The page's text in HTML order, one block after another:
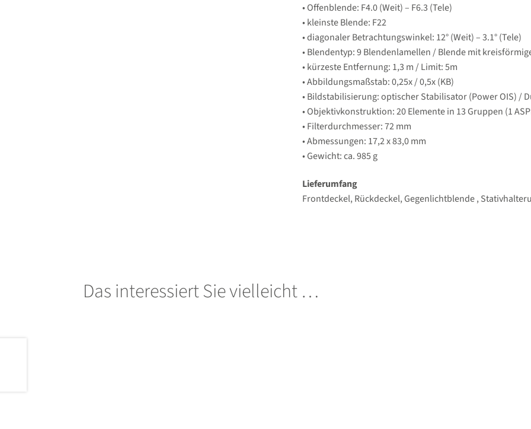
• Offenblende: F4.0 (Weit) – F6.3 (Tele)
• kleinste Blende: F22
• diagonaler Betrachtungswinkel: 12° (Weit) – 3.1° (Tele)
• Blendentyp: 9 Blendenlamellen / Blende mit
• kürzeste Entfernung: 1,3 m / Limit: 5m
• Abbildungsmaßstab: 0,25x / 0,5x (KB)
• Bildstabilisierung: optischer Stabilisator (Power OIS) /
• Objektivkonstruktion: 20 Elemente in 13 Gruppen (1
• Filterdurchmesser: 72 mm
• Abmessungen: 17,2 x 83,0 mm
• Gewicht: ca. 985 g
Lieferumfang
Frontdeckel, Rückdeckel, Gegenlichtblende ,
Das interessiert Sie vielleicht …